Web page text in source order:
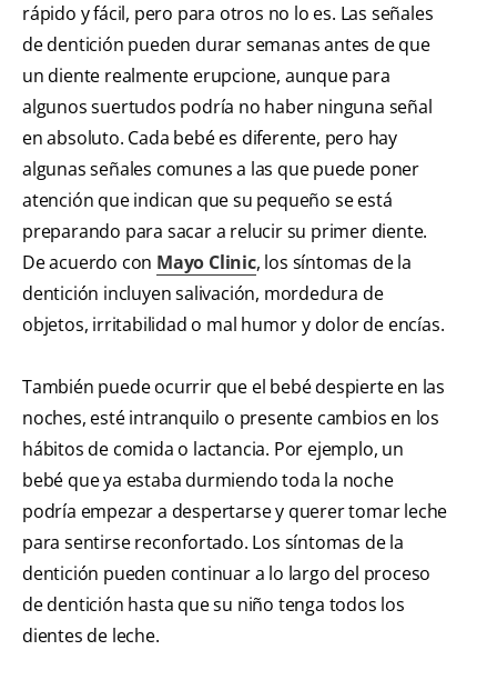
rápido y fácil, pero para otros no lo es. Las señales
de dentición pueden durar semanas antes de que
un diente realmente erupcione, aunque para
algunos suertudos podría no haber ninguna señal
en absoluto. Cada bebé es diferente, pero hay
algunas señales comunes a las que puede poner
atención que indican que su pequeño se está
preparando para sacar a relucir su primer diente.
De acuerdo con Mayo Clinic, los síntomas de la
dentición incluyen salivación, mordedura de
objetos, irritabilidad o mal humor y dolor de encías.
También puede ocurrir que el bebé despierte en las
noches, esté intranquilo o presente cambios en los
hábitos de comida o lactancia. Por ejemplo, un
bebé que ya estaba durmiendo toda la noche
podría empezar a despertarse y querer tomar leche
para sentirse reconfortado. Los síntomas de la
dentición pueden continuar a lo largo del proceso
de dentición hasta que su niño tenga todos los
dientes de leche.